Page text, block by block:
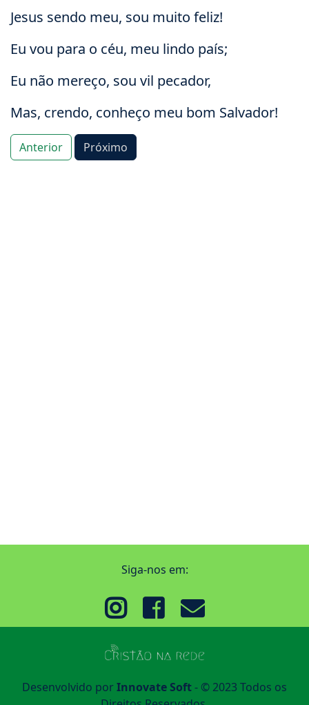
Jesus sendo meu, sou muito feliz!
Eu vou para o céu, meu lindo país;
Eu não mereço, sou vil pecador,
Mas, crendo, conheço meu bom Salvador!
Anterior Próximo
Siga-nos em:
Desenvolvido porInnovate Soft- © 2023 Todos os